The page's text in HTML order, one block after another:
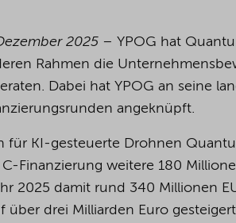
2025 – YPOG hat
Rahmen die
Dabei hat YPOG an seine
angeknüpft.
für KI-gesteuerte Drohnen
Finanzierung weitere 180
2025 damit rund 340 Millionen
über drei Milliarden Euro